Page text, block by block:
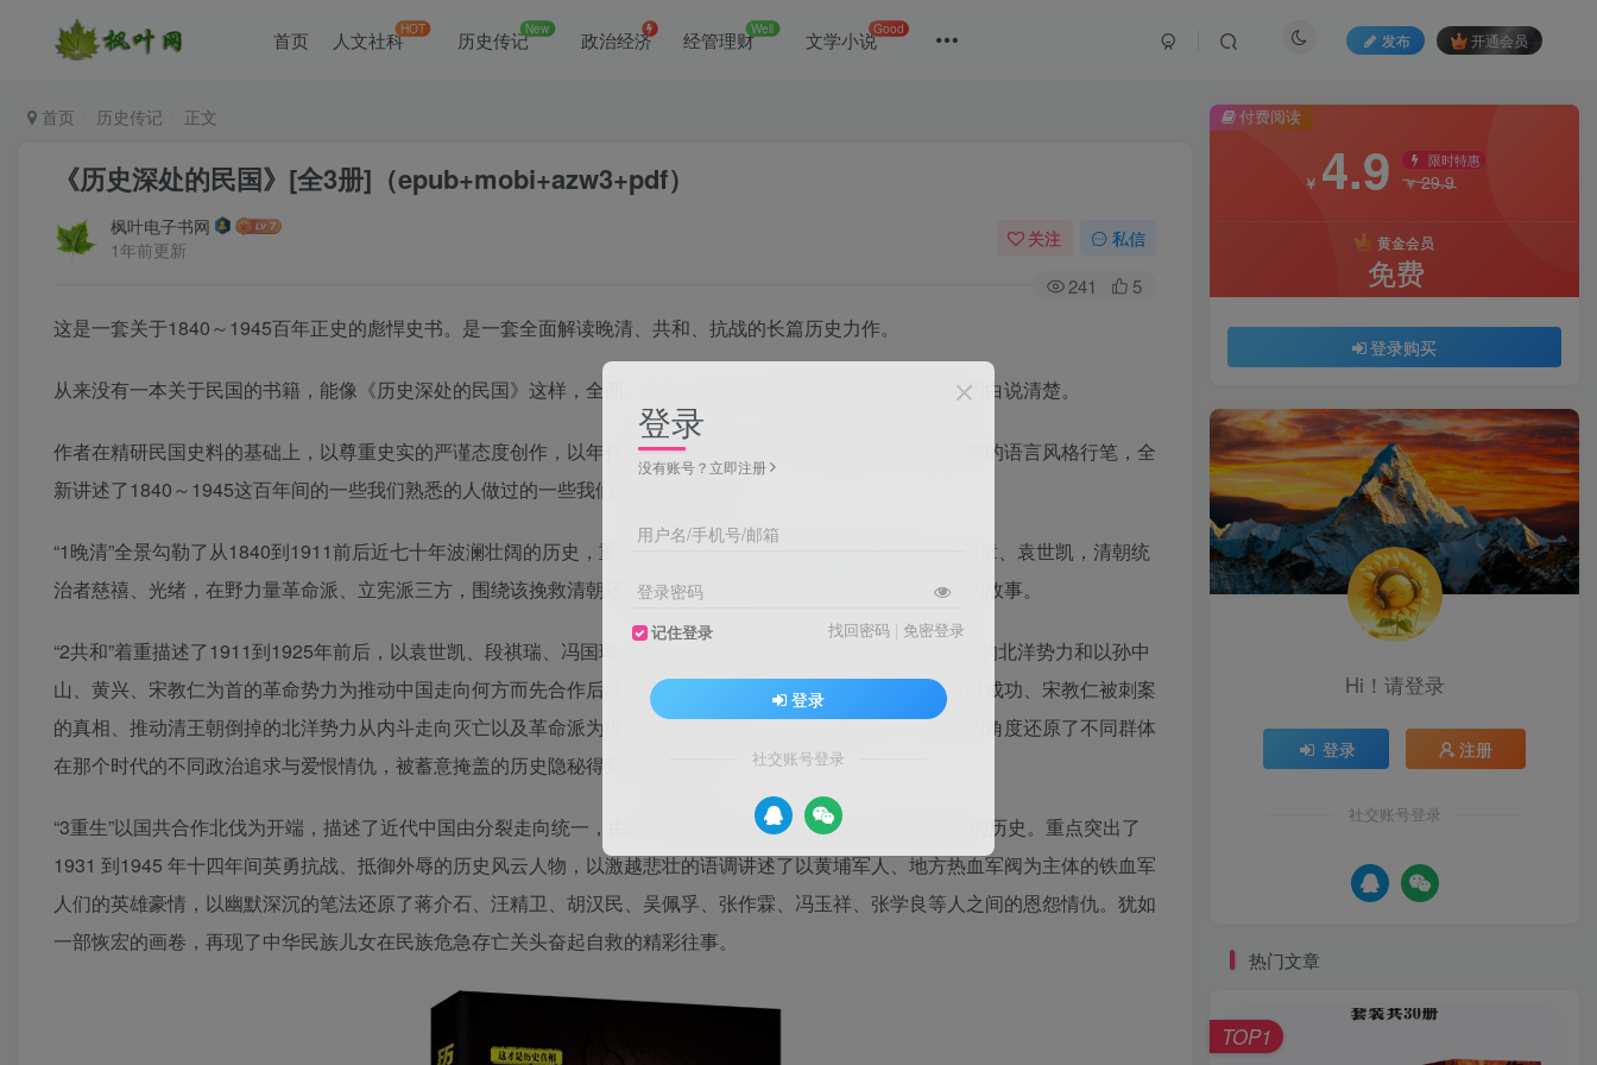
首页 人文社科HOT 历史传记New 政治经济 经管理财Well 文学小说Good
发布 开通会员
首页 历史传记 正文
《历史深处的民国》[全3册]（epub+mobi+azw3+pdf）
枫叶电子书网
1年前更新
关注 私信
241 5
这是一套关于1840～1945百年正史的彪悍史书。是一套全面解读晚清、共和、抗战的长篇历史力作。
从来没有一本关于民国的书籍，能像《历史深处的民国》这样，全面、真实、透彻、有趣地将民国这段历史讲明白说清楚。
作者在精研民国史料的基础上，以尊重史实的严谨态度创作，以年代和具体人物为主线，用通俗易懂、幽默风趣的语言风格行笔，全
新讲述了1840～1945这百年间的一些我们熟悉的人做过的一些我们并不熟悉的事……
“1晚清”全景勾勒了从1840到1911前后近七十年波澜壮阔的历史，重点描述了清王朝内部改革力量曾国藩、李鸿章、袁世凯，清朝统
治者慈禧、光绪，在野力量革命派、立宪派三方，围绕该挽救清朝还是推倒清朝重来而展开的一系列惊心动魄的故事。
“2共和”着重描述了1911到1925年前后，以袁世凯、段祺瑞、冯国璋、张作霖、吴佩孚、冯玉祥、阎锡山为代表的北洋势力和以孙中
山、黄兴、宋教仁为首的革命势力为推动中国走向何方而先合作后斗争的故事。重点关注了辛亥革命为什么可以成功、宋教仁被刺案
的真相、推动清王朝倒掉的北洋势力从内斗走向灭亡以及革命派为理想中的共和国而作出的不懈努力。从不同的角度还原了不同群体
在那个时代的不同政治追求与爱恨情仇，被蓄意掩盖的历史隐秘得到了充分揭示。
“3重生”以国共合作北伐为开端，描述了近代中国由分裂走向统一，由统一再度分裂，最终走向统一的错综复杂的历史。重点突出了
1931 到1945 年十四年间英勇抗战、抵御外辱的历史风云人物，以激越悲壮的语调讲述了以黄埔军人、地方热血军阀为主体的铁血军
人们的英雄豪情，以幽默深沉的笔法还原了蒋介石、汪精卫、胡汉民、吴佩孚、张作霖、冯玉祥、张学良等人之间的恩怨情仇。犹如
一部恢宏的画卷，再现了中华民族儿女在民族危急存亡关头奋起自救的精彩往事。
付费阅读
￥ 4.9 限时特惠
￥29.9
黄金会员
免费
登录购买
Hi！请登录
登录 注册
社交账号登录
热门文章
TOP1
登录
没有账号？立即注册
用户名/手机号/邮箱
登录密码
记住登录 找回密码 | 免密登录
登录
社交账号登录